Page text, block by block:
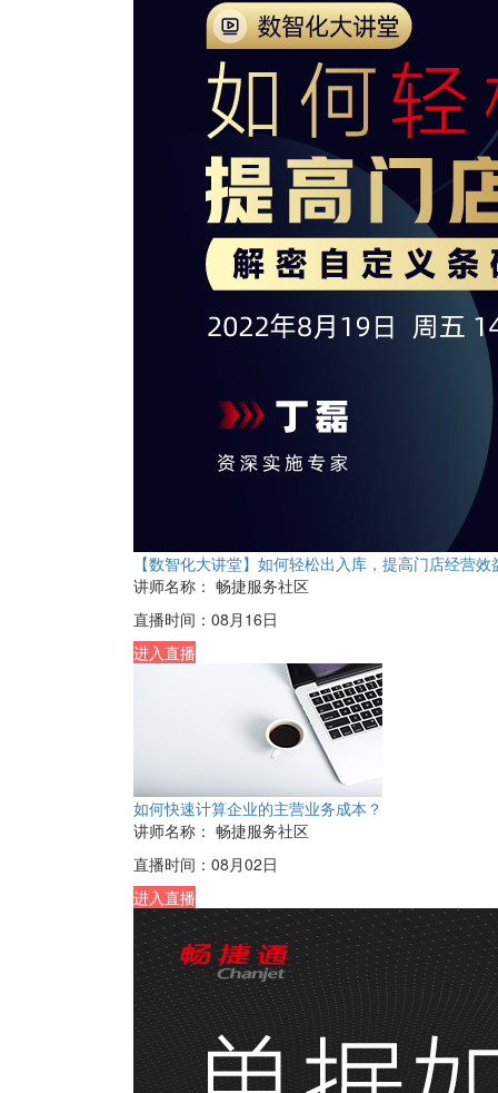
【数智化大讲堂】如何轻松出入库，提高门店经营
讲师名称： 畅捷服务社区
直播时间： 08月16日
进入直播
如何快速计算企业的主营业务成本？
讲师名称： 畅捷服务社区
直播时间： 08月02日
进入直播